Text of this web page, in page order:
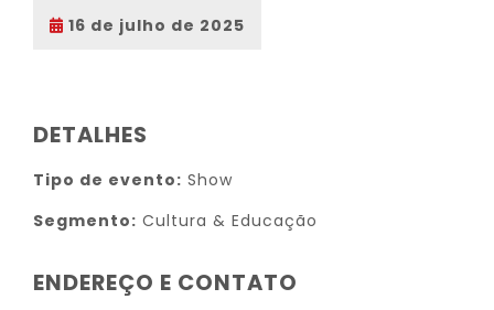
16 de julho de 2025
DETALHES
Tipo de evento: Show
Segmento: Cultura & Educação
ENDEREÇO E CONTATO